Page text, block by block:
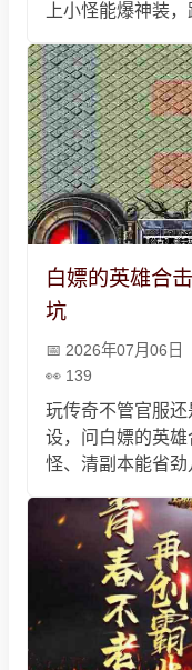
上小怪能爆神装
优先强化武器衣
弟玩才尽兴。
白嫖的英雄合
坑
2026年07月06日
139
玩传奇不管官服
设，问白嫖的英
怪、清副本能省
击虽然不是顶级
号技能PK也能用
子就够了。